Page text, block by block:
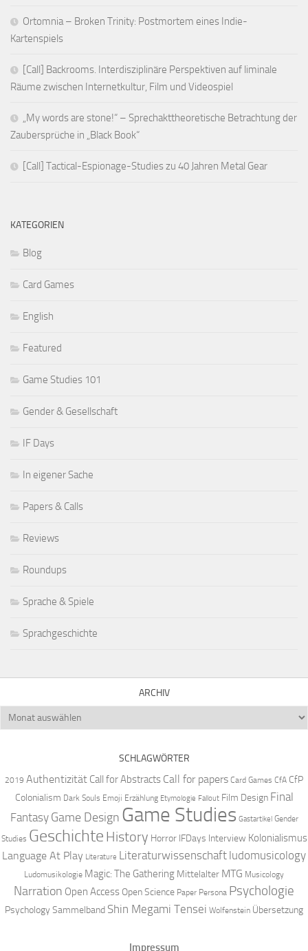
Ortomnia – Broken Trinity: Postmortem eines Indie-
Kartenspiels
[Call] Backrooms. Interdisziplinäre Perspektiven auf liminale
Räume zwischen Internetkultur, Film und Videospiel
„My words are stone!“ – Sprechakttheoretische Betrachtung der
Zaubersprüche in „Black Book“
[Call] Tactical-Espionage-Studies zu 40 Jahren Metal Gear
KATEGORIEN
Blog
Card Games
English
Featured
Game Studies 101
Gender & Gesellschaft
IF Days
In eigener Sache
Papers & Calls
Reviews
Roundups
Sprache & Spiele
Sprachgeschichte
ARCHIV
Archiv
SCHLAGWÖRTER
2019 Authentizität Call for Abstracts Call for papers Card Games CfA CfP
Colonialism Dark Souls Emoji Erzählung Etymologie Fallout Film Design Final
Fantasy Game Design Game Studies Gastartikel Gender
Studies Geschichte History Horror IFDays Interview Kolonialismus
Language At Play Literature Literaturwissenschaft ludomusicology
Ludomusikologie Magic: The Gathering Mittelalter MTG Musicology
Narration Open Access Open Science Paper Persona Psychologie
PsychologySammelband Shin Megami Tensei Wolfenstein Übersetzung
Impressum